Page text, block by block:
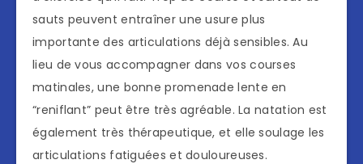
sauts peuvent entraîner une usure plus
importante des articulations déjà sensibles. Au
lieu de vous accompagner dans vos courses
matinales, une bonne promenade lente en
“reniflant” peut être très agréable. La natation est
également très thérapeutique, et elle soulage les
articulations fatiguées et douloureuses.